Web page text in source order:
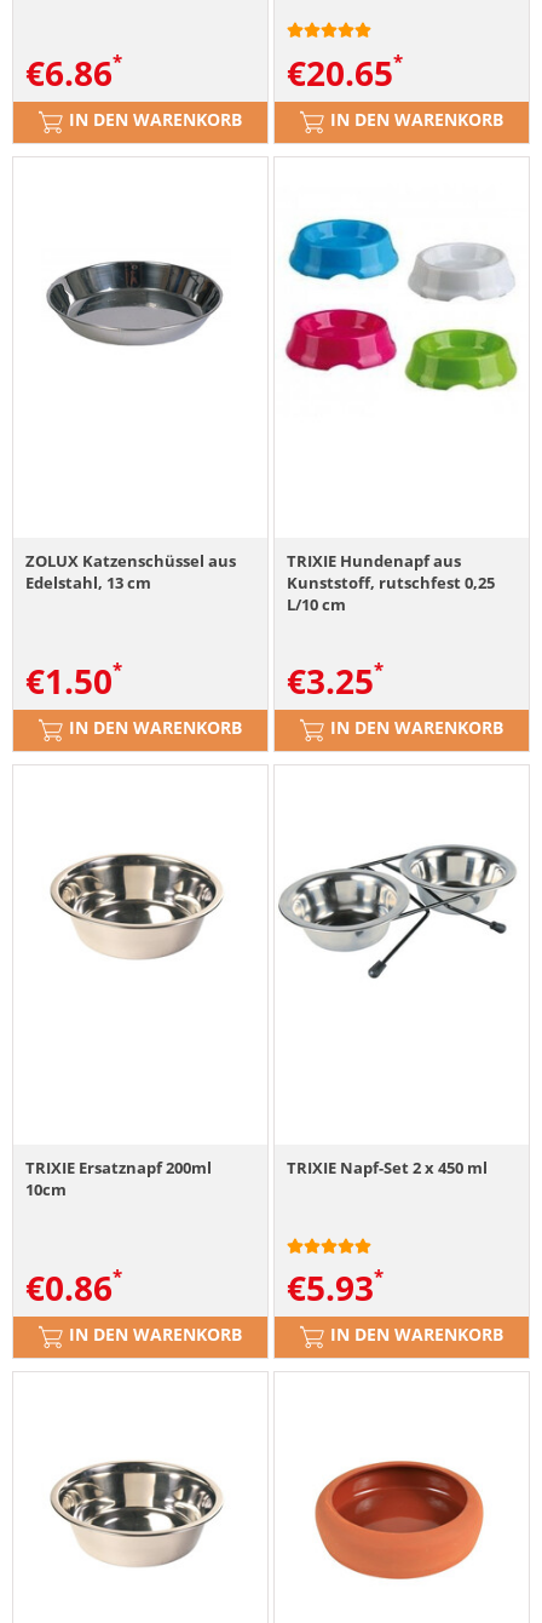
€6.86
IN DEN WARENKORB
€20.65
IN DEN WARENKORB
ZOLUX Katzenschüssel aus
Edelstahl, 13 cm
€1.50
IN DEN WARENKORB
TRIXIE Hundenapf aus
Kunststoff, rutschfest 0,25
L/10 cm
€3.25
IN DEN WARENKORB
TRIXIE Ersatznapf 200ml
10cm
€0.86
IN DEN WARENKORB
TRIXIE Napf-Set 2 x 450 ml
€5.93
IN DEN WARENKORB